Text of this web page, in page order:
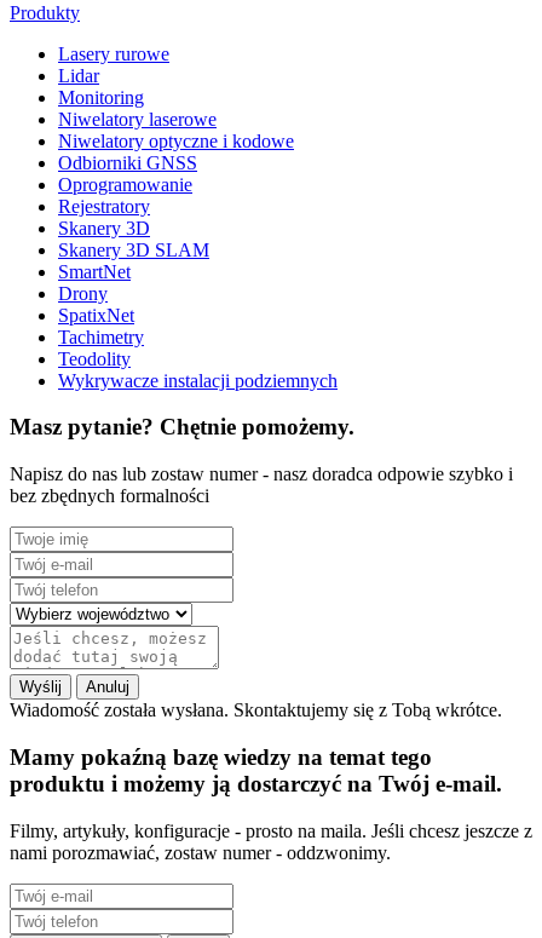
Produkty
Lasery rurowe
Lidar
Monitoring
Niwelatory laserowe
Niwelatory optyczne i kodowe
Odbiorniki GNSS
Oprogramowanie
Rejestratory
Skanery 3D
Skanery 3D SLAM
SmartNet
Drony
SpatixNet
Tachimetry
Teodolity
Wykrywacze instalacji podziemnych
Masz pytanie? Chętnie pomożemy.
Napisz do nas lub zostaw numer - nasz doradca odpowie szybko i
bez zbędnych formalności
Wyślij Anuluj
Wiadomość została wysłana. Skontaktujemy się z Tobą wkrótce.
Mamy pokaźną bazę wiedzy na temat tego
produktu i możemy ją dostarczyć na Twój e-mail.
Filmy, artykuły, konfiguracje - prosto na maila. Jeśli chcesz jeszcze z
nami porozmawiać, zostaw numer - oddzwonimy.